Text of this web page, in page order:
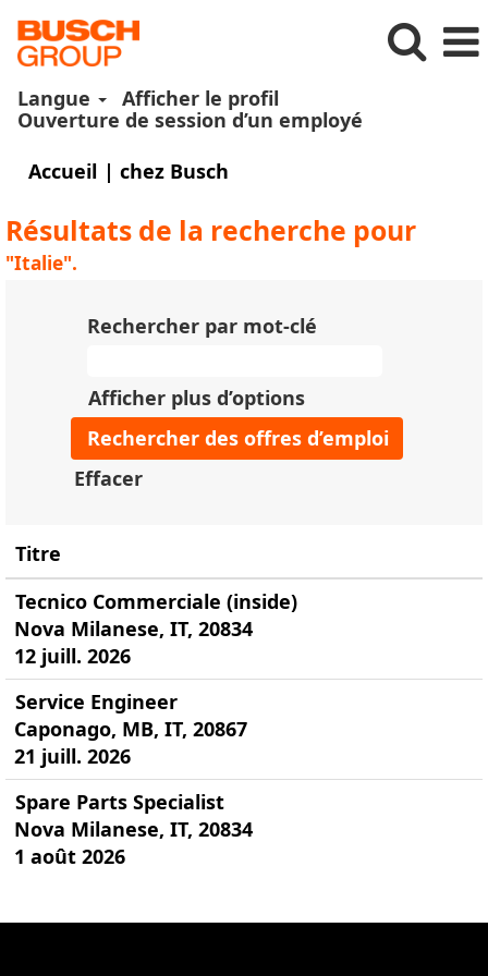
Langue
Afficher le profil
Ouverture de session d’un employé
Accueil | chez Busch
Résultats de la recherche pour
"Italie".
Rechercher par mot-clé
Afficher plus d’options
Effacer
Titre
Tecnico Commerciale (inside)
Nova Milanese, IT, 20834
12 juill. 2026
Service Engineer
Caponago, MB, IT, 20867
21 juill. 2026
Spare Parts Specialist
Nova Milanese, IT, 20834
1 août 2026